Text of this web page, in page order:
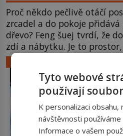
Proč někdo pečlivě otáčí
zrcadel a do pokoje
dřevo? Feng šuej tvrdí, že
zdí a nábytku. Je to
čchi a jeho uspořádání
něm člověk cítí. Feng šuej
a jeho historie […]
Tyto webové
používají
K personalizaci obsahu,
návštěvnosti
Informace o vašem